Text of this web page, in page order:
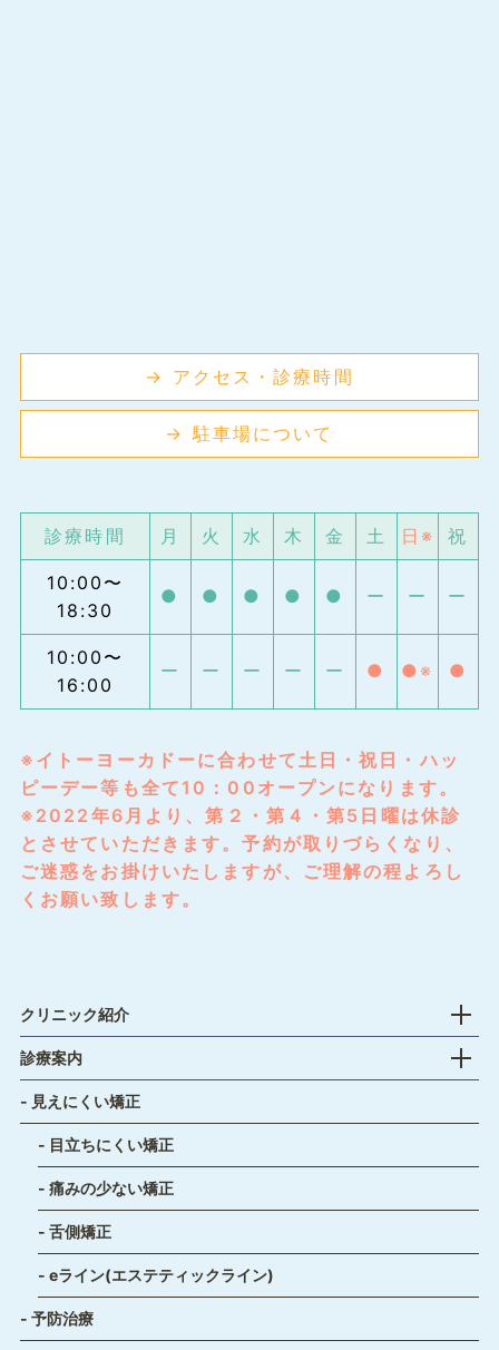
→ アクセス・診療時間
→ 駐車場について
診療時間 月 火 水 木 金 土 日※ 祝
10:00〜
18:30
● ● ● ● ● ー ー ー
10:00〜
16:00
ー ー ー ー ー ● ●※ ●
※イトーヨーカドーに合わせて土日・祝日・ハッ
ピーデー等も全て10：00オープンになります。
※2022年6月より、第２・第４・第5日曜は休診
とさせていただきます。予約が取りづらくなり、
ご迷惑をお掛けいたしますが、ご理解の程よろし
くお願い致します。
クリニック紹介
診療案内
見えにくい矯正
目立ちにくい矯正
痛みの少ない矯正
舌側矯正
eライン(エステティックライン)
予防治療